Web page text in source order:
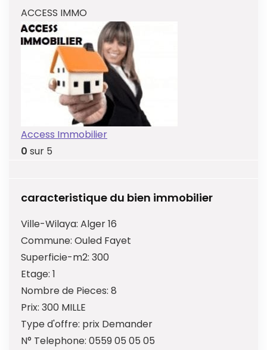
ACCESS IMMO
Access Immobilier
0 sur 5
caracteristique du bien immobilier
Ville-Wilaya: Alger 16
Commune: Ouled Fayet
Superficie-m2: 300
Etage: 1
Nombre de Pieces: 8
Prix: 300 MILLE
Type d'offre: prix Demander
N° Telephone: 0559 05 05 05